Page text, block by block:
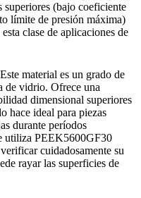
superiores (bajo coeficiente
límite de presión máxima)
clase de aplicaciones de
material es un grado de
de vidrio. Ofrece una
dimensional superiores
hace ideal para piezas
durante períodos
utiliza PEEK5600GF30
cuidadosamente su
rayar las superficies de